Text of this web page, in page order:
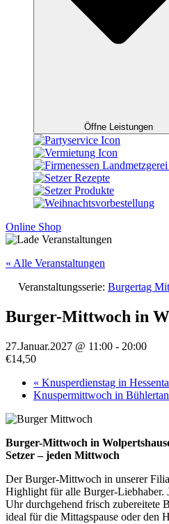
Öffne Leistungen
Online Shop
« Alle Veranstaltungen
Veranstaltungsserie: Burgertag
Burger-Mittwoch in
27.Januar.2027 @ 11:00 - 20:00
€14,50
« Knusperdienstag in
Knuspermittwoch in
Burger-Mittwoch in
Setzer – jeden Mittwoch
Der Burger-Mittwoch in unserer
Highlight für alle Burger-Liebhaber.
Uhr durchgehend frisch zubereitete
ideal für die Mittagspause oder den